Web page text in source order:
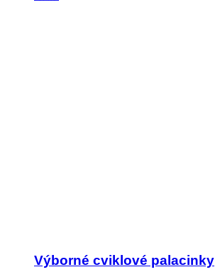
Výborné cviklové palacinky